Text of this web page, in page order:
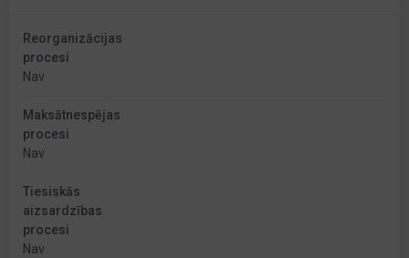
Reorganizācijas
procesi
Nav
Maksātnespējas
procesi
Nav
Tiesiskās
aizsardzības
procesi
Nav